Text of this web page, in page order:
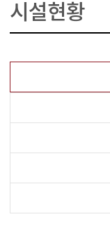
시설현황